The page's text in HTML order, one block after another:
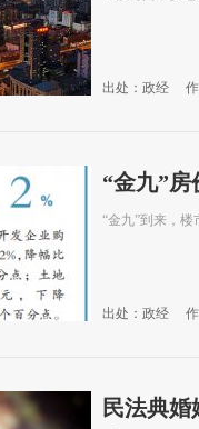
出处：政经
“金九”房
“金九”到来，楼
出处：政经
民法典